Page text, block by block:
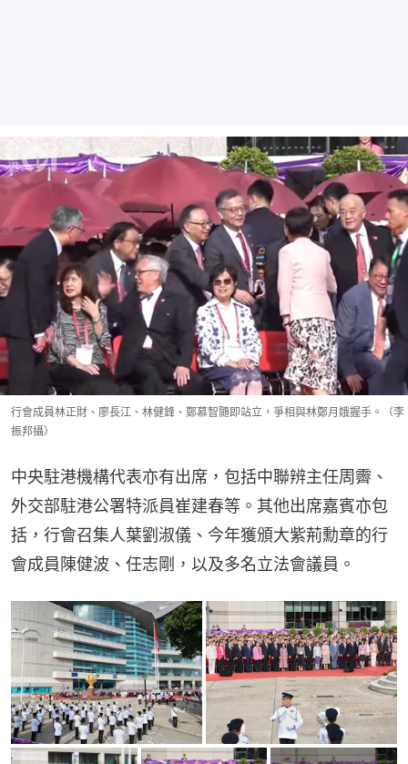
行會成員林正財、廖長江、林健鋒、鄭慕智隨即站立，爭相與林鄭月娥握手。（李
振邦攝）
中央駐港機構代表亦有出席，包括中聯辨主任周霽、
外交部駐港公署特派員崔建春等。其他出席嘉賓亦包
括，行會召集人葉劉淑儀、今年獲頒大紫荊勳章的行
會成員陳健波、任志剛，以及多名立法會議員。